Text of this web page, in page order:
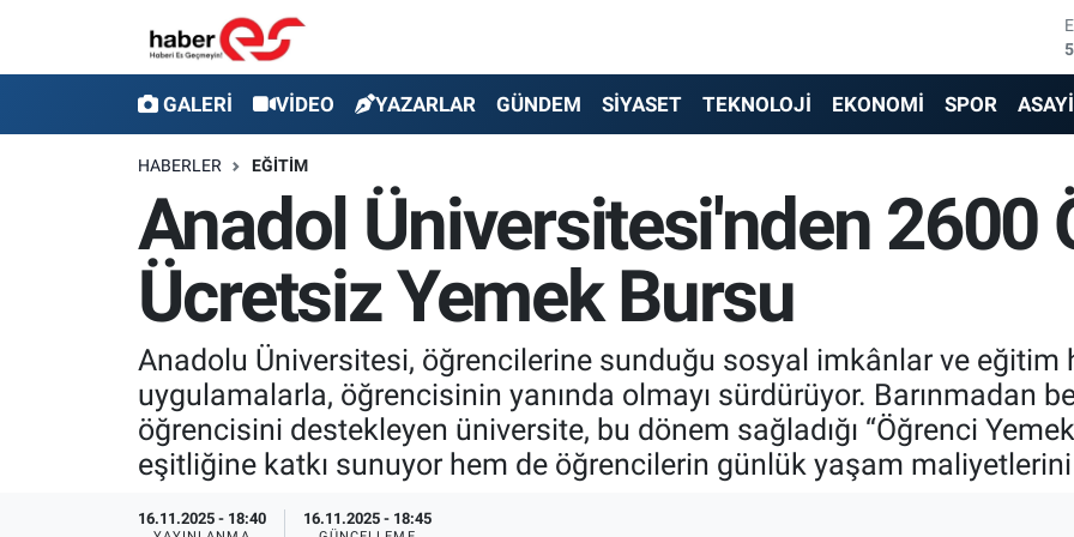
GALERİ VİDEO YAZARLAR GÜNDEM SİYASET TEKNOLOJİ EKONOMİ SPOR
HABERLER EĞİTİM
Anadol Üniversitesi'nden 2600
Ücretsiz Yemek Bursu
Anadolu Üniversitesi, öğrencilerine sunduğu sosyal imkânlar ve eğitim
uygulamalarla, öğrencisinin yanında olmayı sürdürüyor. Barınmadan
öğrencisini destekleyen üniversite, bu dönem sağladığı “Öğrenci
eşitliğine katkı sunuyor hem de öğrencilerin günlük yaşam
16.11.2025 - 18:40 16.11.2025 - 18:45
YAZARLAR
GÜNDEM
TEKNOLOJİ
EKONOMİ
Eskişehir Nöbetçi Eczaneler
Eskişehir Hava Durumu
Eskişehir Trafik Yoğunluk Haritası
Süper Lig Puan Durumu ve Fikstür
Son Dakika Haberleri
Haber Arşivi